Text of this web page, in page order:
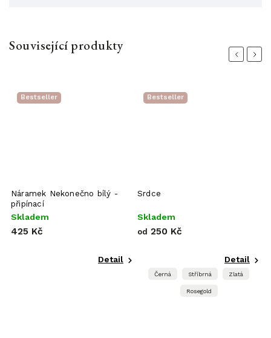
Související produkty
Previous
Bestseller
Náramek Nekonečno bílý -
připínací
Skladem
425 Kč
Detail
Bestseller
Srdce
Skladem
od 250 Kč
Detail
Černá Stříbrná Zlatá
Rosegold
Next